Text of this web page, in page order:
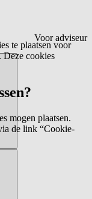
Voor adviseur
te plaatsen voor
Deze cookies
mogen plaatsen.
de link “Cookie-